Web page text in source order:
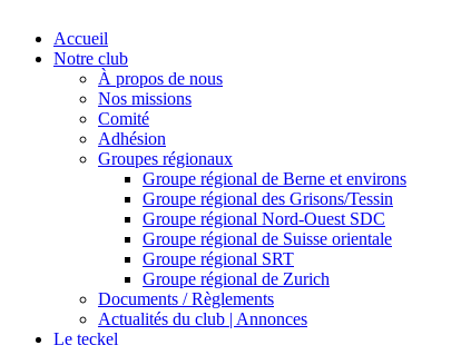
Accueil
Notre club
À propos de nous
Nos missions
Comité
Adhésion
Groupes régionaux
Groupe régional de Berne et environs
Groupe régional des Grisons/Tessin
Groupe régional Nord-Ouest SDC
Groupe régional de Suisse orientale
Groupe régional SRT
Groupe régional de Zurich
Documents / Règlements
Actualités du club | Annonces
Le teckel